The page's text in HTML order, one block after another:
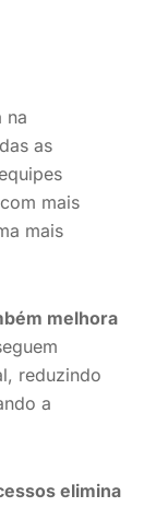
na
as
mais
mais
melhora
reduzindo
a
elimina